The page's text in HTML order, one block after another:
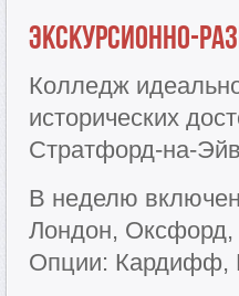
Экскурсионно-
Колледж
исторических
Стратфорд-на-
В неделю
Лондон, Оксфорд,
Опции: Кардифф,